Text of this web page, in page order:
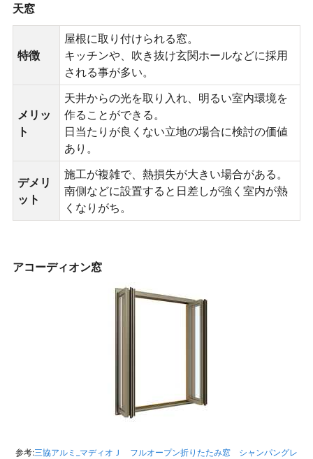
天窓
特徴
屋根に取り付けられる窓。
キッチンや、吹き抜け玄関ホールなどに採用
される事が多い。
メリッ
ト
天井からの光を取り入れ、明るい室内環境を
作ることができる。
日当たりが良くない立地の場合に検討の価値
あり。
デメリ
ット
施工が複雑で、熱損失が大きい場合がある。
南側などに設置すると日差しが強く室内が熱
くなりがち。
アコーディオン窓
参考:三協アルミ_マディオＪ フルオープン折りたたみ窓 シャンパングレ